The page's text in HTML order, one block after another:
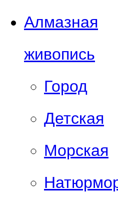
Алмазная
живопись
Город
Детская
Морская